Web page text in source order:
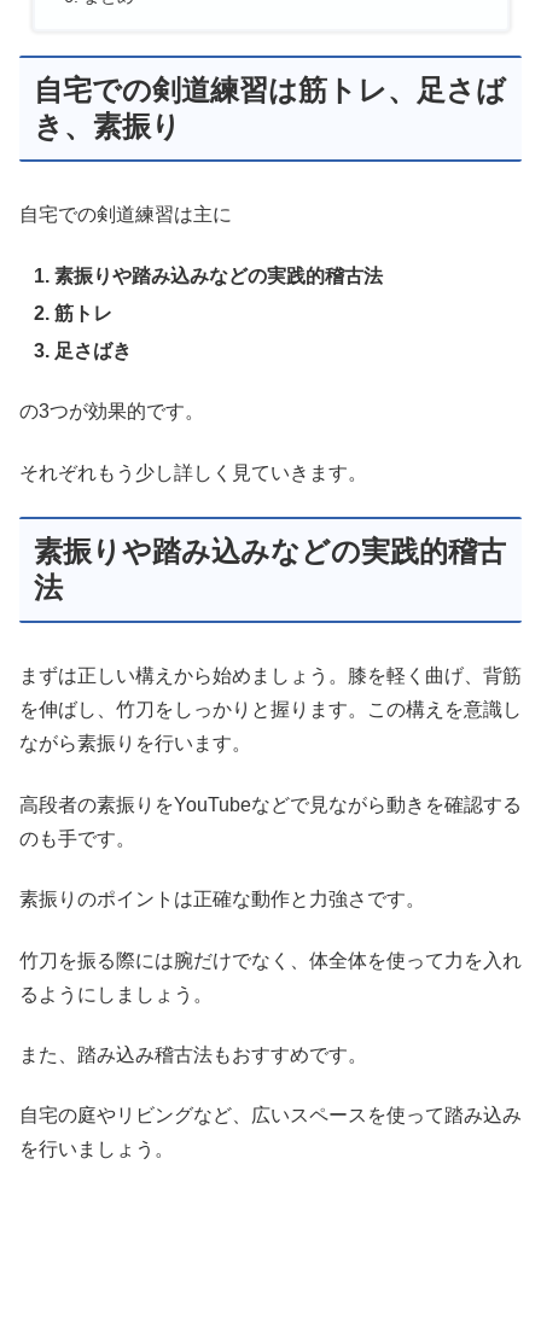
自宅での剣道練習は筋トレ、足さば
き、素振り
自宅での剣道練習は主に
素振りや踏み込みなどの実践的稽古法
筋トレ
足さばき
の3つが効果的です。
それぞれもう少し詳しく見ていきます。
素振りや踏み込みなどの実践的稽古
法
まずは正しい構えから始めましょう。膝を軽く曲げ、背筋
を伸ばし、竹刀をしっかりと握ります。この構えを意識し
ながら素振りを行います。
高段者の素振りをYouTubeなどで見ながら動きを確認する
のも手です。
素振りのポイントは正確な動作と力強さです。
竹刀を振る際には腕だけでなく、体全体を使って力を入れ
るようにしましょう。
また、踏み込み稽古法もおすすめです。
自宅の庭やリビングなど、広いスペースを使って踏み込み
を行いましょう。